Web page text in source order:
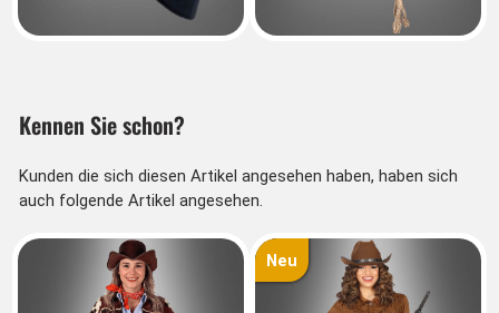
Kennen Sie schon?
Kunden die sich diesen Artikel angesehen haben, haben sich
auch folgende Artikel angesehen.
Neu